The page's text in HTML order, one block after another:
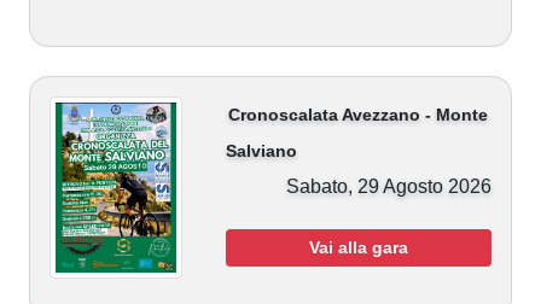
Cronoscalata Avezzano - Monte
Salviano
Sabato, 29 Agosto 2026
Vai alla gara